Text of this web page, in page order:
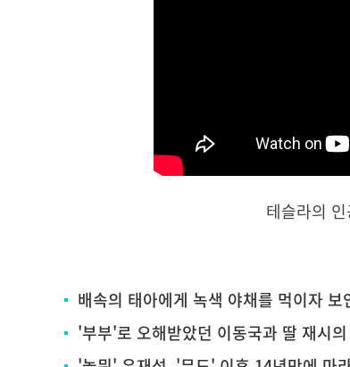
테슬라의
배속의 태아에게 녹색 야채를 먹이자 보
'부부'로 오해받았던 이동국과 딸 재시